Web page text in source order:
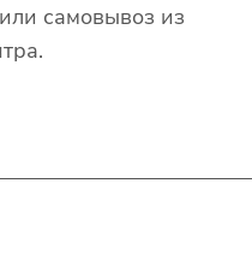
самовывоз из